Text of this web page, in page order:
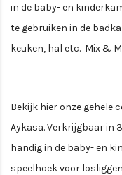
in de baby- en
te gebruiken in de
keuken, hal etc. Mix &
Bekijk hier onze gehele
Aykasa. Verkrijgbaar in
handig in de baby- en
speelhoek voor